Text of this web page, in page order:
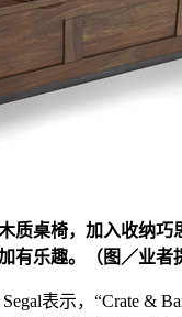
质桌椅，加入收纳巧
有乐趣。（图／业者
表示，“Crate &